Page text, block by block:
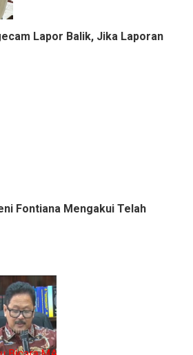
Lapor Balik, Jika Laporan
Fontiana Mengakui Telah